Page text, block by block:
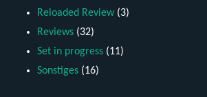
Reloaded Review (3)
Reviews (32)
Set in progress (11)
Sonstiges (16)